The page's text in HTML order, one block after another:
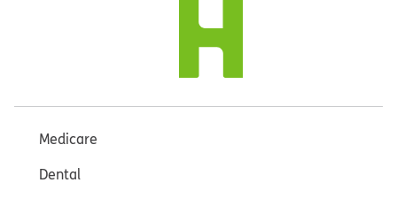
Medicare
Dental